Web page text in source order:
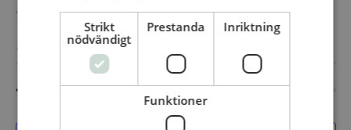
10 december
SAM-styrelsen
Evenemang Idag
Strikt
nödvändigt
Prestanda Inriktning
Funktioner